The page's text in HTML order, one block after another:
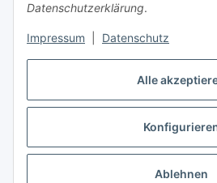
Alle
Ablehnen
Datenschutzerklärung.
Impressum Datenschutz
Vertrag
* Alle Preise inkl. gesetzlicher USt., zzgl.